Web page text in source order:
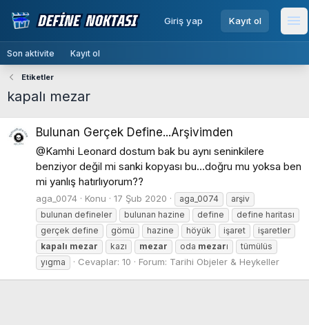
Giriş yap Kayıt ol menu
Son aktivite Kayıt ol
Etiketler
kapalı mezar
Bulunan Gerçek Define...Arşivimden
@Kamhi Leonard dostum bak bu aynı seninkilere
benziyor değil mi sanki kopyası bu...doğru mu yoksa ben
mi yanlış hatırlıyorum??
aga_0074 Konu 17 Şub 2020 aga_0074
arşiv
bulunan defineler
bulunan hazine define
define haritası
gerçek define
gömü hazine höyük işaret
işaretler
kapalı mezar kazı mezar oda mezarı
tümülüs
yıgma
Cevaplar: 10 Forum: Tarihi Objeler & Heykeller